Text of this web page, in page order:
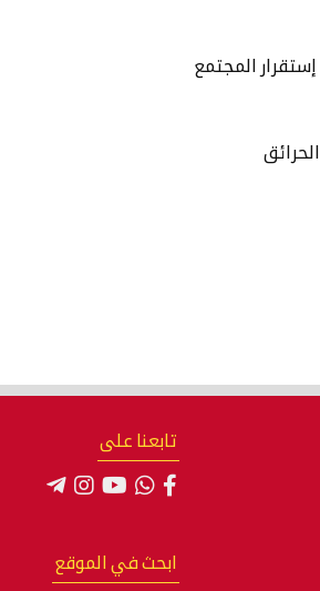
إستقرار المجتمع
تابعنا على
ابحث في الموقع